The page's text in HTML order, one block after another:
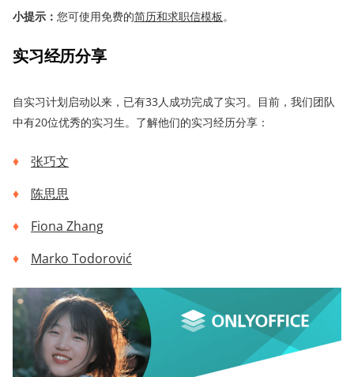
小提示： 您可使用免费的简历和求职信模板。
实习经历分享
自实习计划启动以来，已有33人成功完成了实习。目前，我们团队
中有20位优秀的实习生。了解他们的实习经历分享：
张巧文
陈思思
Fiona Zhang
Marko Todorović